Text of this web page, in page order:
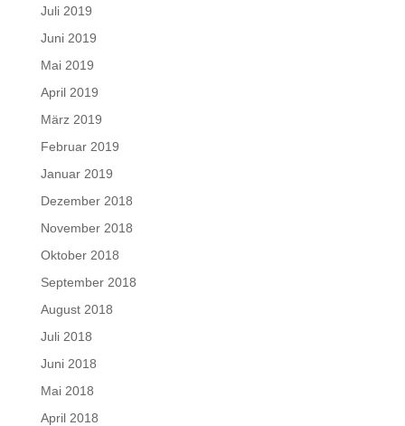
Juli 2019
Juni 2019
Mai 2019
April 2019
März 2019
Februar 2019
Januar 2019
Dezember 2018
November 2018
Oktober 2018
September 2018
August 2018
Juli 2018
Juni 2018
Mai 2018
April 2018